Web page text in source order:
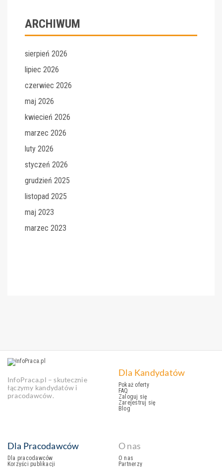
ARCHIWUM
sierpień 2026
lipiec 2026
czerwiec 2026
maj 2026
kwiecień 2026
marzec 2026
luty 2026
styczeń 2026
grudzień 2025
listopad 2025
maj 2023
marzec 2023
InfoPraca.pl – skutecznie
łączymy kandydatów i
pracodawców.
Dla Kandydatów
Pokaż oferty
FAQ
Zaloguj się
Zarejestruj się
Blog
Dla Pracodawców
Dla pracodawców
Korzyści publikacji
O nas
O nas
Partnerzy